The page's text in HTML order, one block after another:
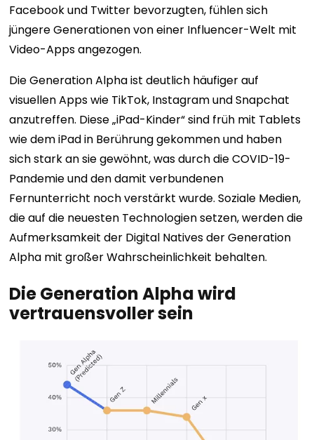
Facebook und Twitter bevorzugten, fühlen sich
jüngere Generationen von einer Influencer-Welt mit
Video-Apps angezogen.
Die Generation Alpha ist deutlich häufiger auf
visuellen Apps wie TikTok, Instagram und Snapchat
anzutreffen. Diese „iPad-Kinder“ sind früh mit Tablets
wie dem iPad in Berührung gekommen und haben
sich stark an sie gewöhnt, was durch die COVID-19-
Pandemie und den damit verbundenen
Fernunterricht noch verstärkt wurde. Soziale Medien,
die auf die neuesten Technologien setzen, werden die
Aufmerksamkeit der Digital Natives der Generation
Alpha mit großer Wahrscheinlichkeit behalten.
Die Generation Alpha wird
vertrauensvoller sein